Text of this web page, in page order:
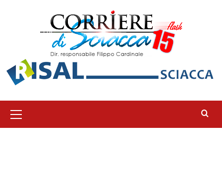
principale